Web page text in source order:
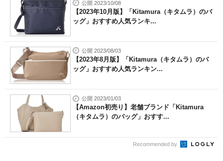
公開 2023/10/08
【2023年10月版】「Kitamura（キタムラ）のバ
ッグ」おすすめ人気ランキ...
公開 2023/08/03
【2023年8月版】「Kitamura（キタムラ）のバ
ッグ」おすすめ人気ランキン...
公開 2023/01/03
【Amazon初売り】老舗ブランド「Kitamura
（キタムラ）のバッグ」おすす...
Recommended by